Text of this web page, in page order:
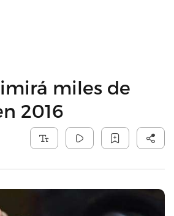
miles de
2016